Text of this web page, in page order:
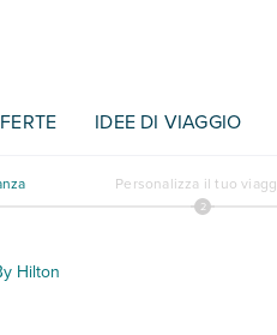
IDEE DI VIAGGIO
Personalizza il tuo
Hilton